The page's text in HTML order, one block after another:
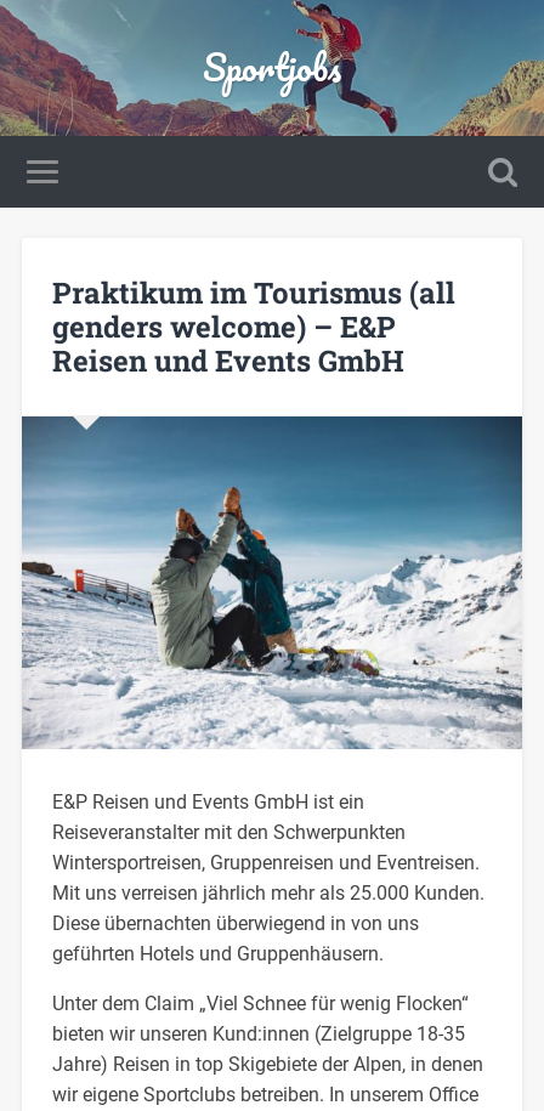
Sportjobs
Praktikum im Tourismus (all
genders welcome) – E&P
Reisen und Events GmbH
E&P Reisen und Events GmbH ist ein
Reiseveranstalter mit den Schwerpunkten
Wintersportreisen, Gruppenreisen und Eventreisen.
Mit uns verreisen jährlich mehr als 25.000 Kunden.
Diese übernachten überwiegend in von uns
geführten Hotels und Gruppenhäusern.
Unter dem Claim „Viel Schnee für wenig Flocken“
bieten wir unseren Kund:innen (Zielgruppe 18-35
Jahre) Reisen in top Skigebiete der Alpen, in denen
wir eigene Sportclubs betreiben. In unserem Office